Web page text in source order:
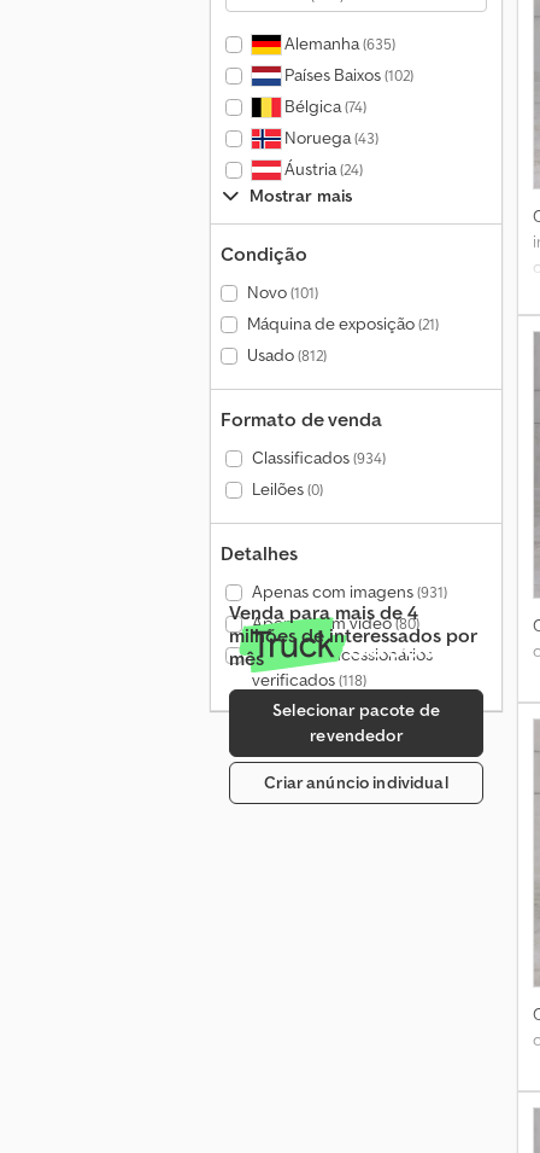
Alemanha(635)
Países Baixos(102)
Bélgica(74)
Noruega(43)
Áustria(24)
Mostrar mais
Condição
Novo(101)
Máquina de exposição(21)
Usado(812)
Formato de venda
Classificados(934)
Leilões(0)
Detalhes
Apenas com imagens(931)
Apenas com vídeo(80)
Apenas concessionários
verificados(118)
Venda para mais de 4
milhões de interessados por
mês
Selecionar pacote de
revendedor
Criar anúncio individual